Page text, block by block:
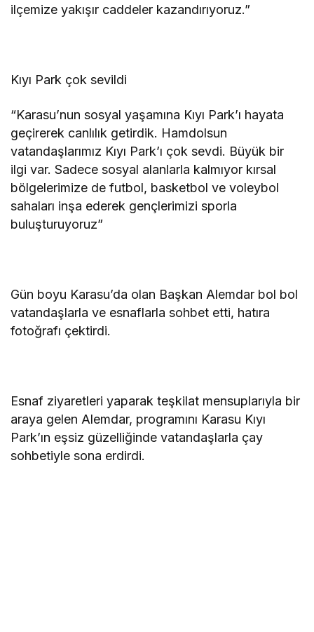
ilçemize yakışır caddeler kazandırıyoruz.”
Kıyı Park çok sevildi
“Karasu’nun sosyal yaşamına Kıyı Park’ı hayata
geçirerek canlılık getirdik. Hamdolsun
vatandaşlarımız Kıyı Park’ı çok sevdi. Büyük bir
ilgi var. Sadece sosyal alanlarla kalmıyor kırsal
bölgelerimize de futbol, basketbol ve voleybol
sahaları inşa ederek gençlerimizi sporla
buluşturuyoruz”
Gün boyu Karasu’da olan Başkan Alemdar bol bol
vatandaşlarla ve esnaflarla sohbet etti, hatıra
fotoğrafı çektirdi.
Esnaf ziyaretleri yaparak teşkilat mensuplarıyla bir
araya gelen Alemdar, programını Karasu Kıyı
Park’ın eşsiz güzelliğinde vatandaşlarla çay
sohbetiyle sona erdirdi.